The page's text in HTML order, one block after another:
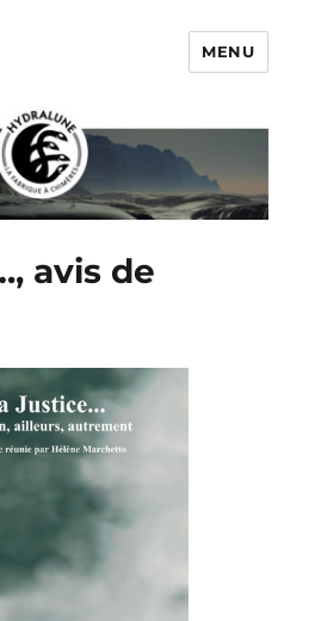
MENU
avis de